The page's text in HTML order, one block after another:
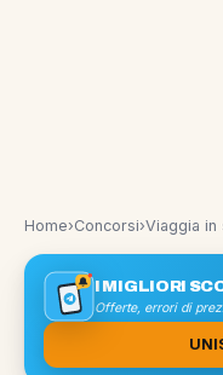
Home›Concorsi›Viaggia in
I MIGLIORI
Offerte, errori di